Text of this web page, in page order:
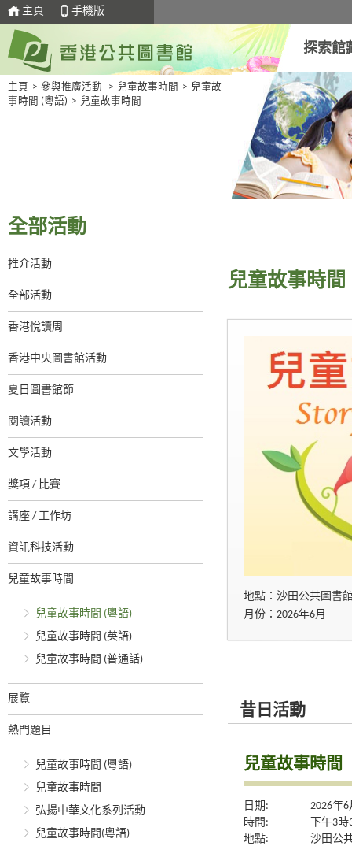
主頁 手機版
探索館
主頁 > 參與推廣活動 > 兒童故事時間 > 兒童故
事時間 (粵語) > 兒童故事時間
全部活動
推介活動
全部活動
香港悅讀周
香港中央圖書館活動
夏日圖書館節
閱讀活動
文學活動
獎項 / 比賽
講座 / 工作坊
資訊科技活動
兒童故事時間
兒童故事時間 (粵語)
兒童故事時間 (英語)
兒童故事時間 (普通話)
展覽
熱門題目
兒童故事時間 (粵語)
兒童故事時間
弘揚中華文化系列活動
兒童故事時間(粵語)
兒童故事時間
地點：沙田公共圖書
月份：2026年6月
昔日活動
兒童故事時間
日期:
2026年
時間:
下午3
地點:
沙田公